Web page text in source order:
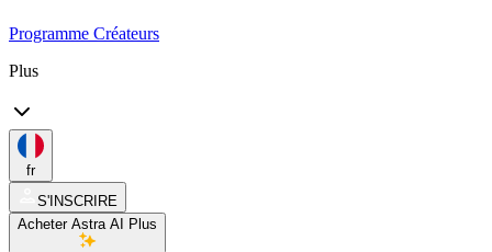
Programme Créateurs
Plus
fr
S'INSCRIRE
Acheter Astra AI Plus